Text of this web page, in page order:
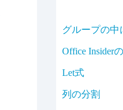
グループの中
Office Insider
Let式
列の分割